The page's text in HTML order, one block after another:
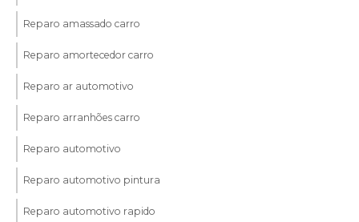
Reparo amassado carro
Reparo amortecedor carro
Reparo ar automotivo
Reparo arranhões carro
Reparo automotivo
Reparo automotivo pintura
Reparo automotivo rapido